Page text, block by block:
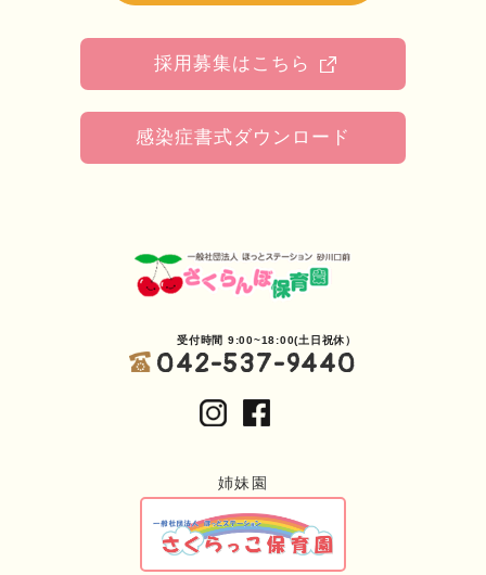
採用募集はこちら
感染症書式ダウンロード
受付時間 9:00~18:00(土日祝休）
042-537-9440
姉妹園